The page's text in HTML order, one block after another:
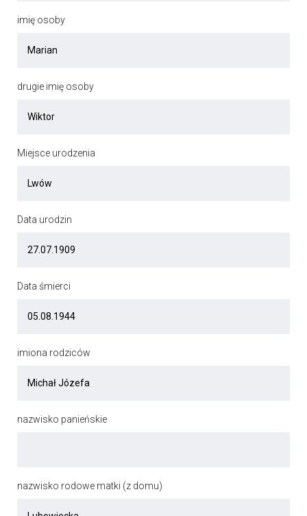
imię osoby
drugie imię osoby
Miejsce urodzenia
Data urodzin
Data śmierci
imiona rodziców
nazwisko panieńskie
nazwisko rodowe matki (z domu)